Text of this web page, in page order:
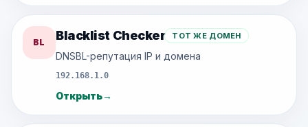
BL Blacklist Checker ТОТ ЖЕ ДОМЕН
DNSBL-репутация IP и домена
192.168.1.0
Открыть→